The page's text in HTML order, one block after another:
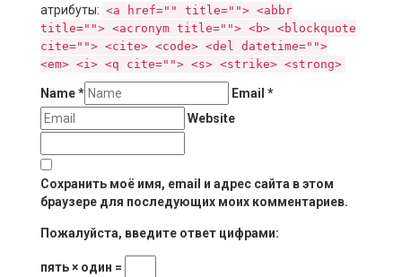
атрибуты: <a href="" title=""> <abbr
title=""> <acronym title=""> <b> <blockquote
cite=""> <cite> <code> <del datetime="">
<em> <i> <q cite=""> <s> <strike> <strong>
Name* Email *
Website
Сохранить моё имя, email и адрес сайта в этом
браузере для последующих моих комментариев.
Пожалуйста, введите ответ цифрами:
пять × один =